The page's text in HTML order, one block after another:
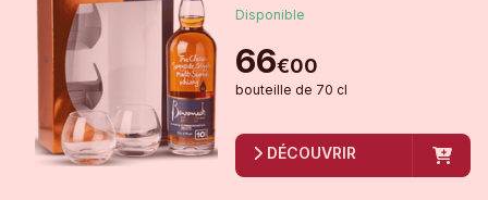
Disponible
66€00
bouteille de 70 cl
DÉCOUVRIR